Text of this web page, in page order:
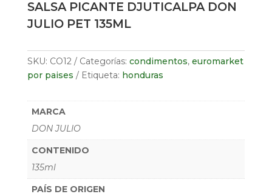
SALSA PICANTE DJUTICALPA DON
JULIO PET 135ML
SKU: CO12 Categorías: condimentos, euromarket
por paises
Etiqueta: honduras
MARCA
DON JULIO
CONTENIDO
135ml
PAÍS DE ORIGEN